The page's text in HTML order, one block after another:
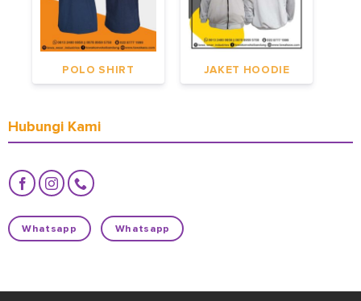
POLO SHIRT JAKET HOODIE
Hubungi Kami
Whatsapp Whatsapp